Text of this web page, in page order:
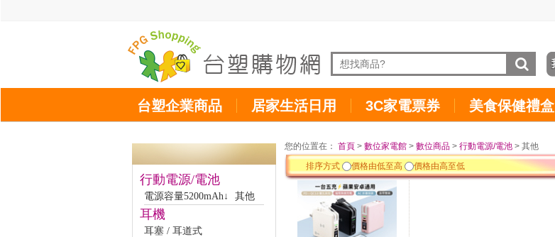
台塑企業商品 居家生活日用 3C家電票券 美食保健禮盒
行動電源/電池
電源容量5200mAh↓ 其他
耳機
耳塞 / 耳道式
您的位置在： 首頁 > 數位家電館 > 數位商品 > 行動電源/電池 > 其他
排序方式
價格由低至高 價格由高至低